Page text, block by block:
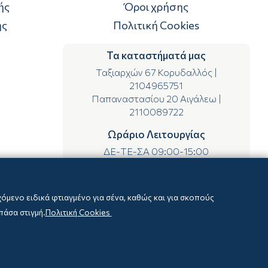
Όροι χρήσης
Πολιτική Cookies
Τα καταστήματά μας
Ταξιαρχών 67 Κορυδαλλός|
2104965751
Παπαναστασίου 20 Αιγάλεω |
2110089722
Ωράριο Λειτουργίας
ΔΕ-ΤΕ-ΣΑ 09:00-15:00
ειδικά φτιαγμένο για σένα, καθώς και για σκοπούς
στιγμή.Πολιτική Cookies